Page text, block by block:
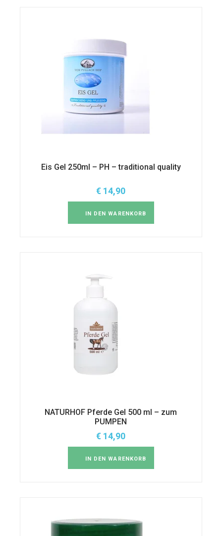
Eis Gel 250ml – PH – traditional quality
€ 14,90
IN DEN WARENKORB
NATURHOF Pferde Gel 500 ml – zum
PUMPEN
€ 14,90
IN DEN WARENKORB